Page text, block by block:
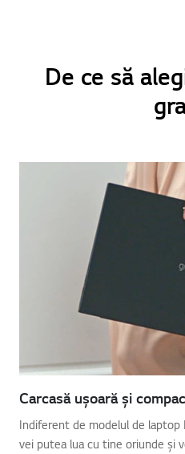
De ce să
Carcasă ușoară și
Indiferent de modelul de laptop
vei putea lua cu tine oriunde și